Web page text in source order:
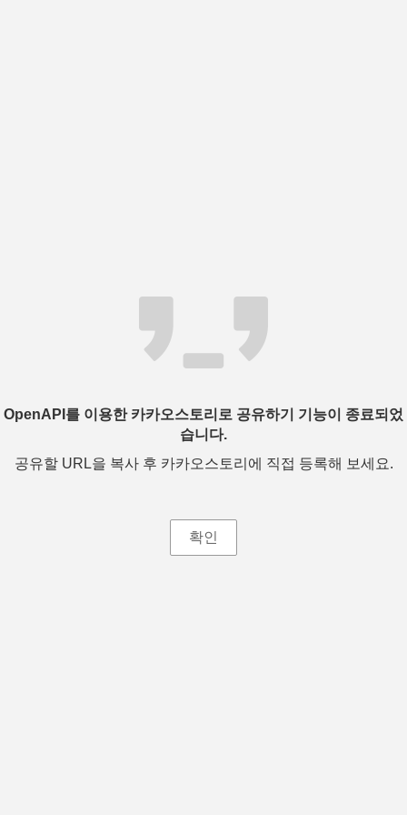
OpenAPI를 이용한 카카오스토리로 공유하기 기능이 종료되었
습니다.
공유할 URL을 복사 후 카카오스토리에 직접 등록해 보세요.
확인